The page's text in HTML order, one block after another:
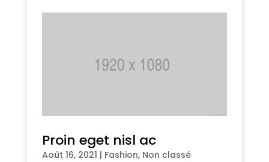
Proin eget nisl ac
Août 16, 2021 | Fashion, Non classé